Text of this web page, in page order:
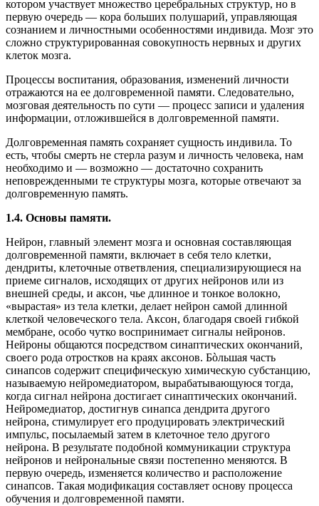
котором участвует множество церебральных структур, но в
первую очередь — кора больших полушарий, управляющая
сознанием и личностными особенностями индивида. Мозг это
сложно структурированная совокупность нервных и других
клеток мозга.
Процессы воспитания, образования, изменений личности
отражаются на ее долговременной памяти. Следовательно,
мозговая деятельность по сути — процесс записи и удаления
информации, отложившейся в долговременной памяти.
Долговременная память сохраняет сущность индивила. То
есть, чтобы смерть не стерла разум и личность человека, нам
необходимо и — возможно — достаточно сохранить
неповрежденными те структуры мозга, которые отвечают за
долговременную память.
1.4. Основы памяти.
Нейрон, главный элемент мозга и основная составляющая
долговременной памяти, включает в себя тело клетки,
дендриты, клеточные ответвления, специализирующиеся на
приеме сигналов, исходящих от других нейронов или из
внешней среды, и аксон, чье длинное и тонкое волокно,
«вырастая» из тела клетки, делает нейрон самой длинной
клеткой человеческого тела. Аксон, благодаря своей гибкой
мембране, особо чутко воспринимает сигналы нейронов.
Нейроны общаются посредством синаптических окончаний,
своего рода отростков на краях аксонов. Бòльшая часть
синапсов содержит специфическую химическую субстанцию,
называемую нейромедиатором, вырабатывающуюся тогда,
когда сигнал нейрона достигает синаптических окончаний.
Нейромедиатор, достигнув синапса дендрита другого
нейрона, стимулирует его продуцировать электрический
импульс, посылаемый затем в клеточное тело другого
нейрона. В результате подобной коммуникации структура
нейронов и нейрональные связи постепенно меняются. В
первую очередь, изменяется количество и расположение
синапсов. Такая модификация составляет основу процесса
обучения и долговременной памяти.